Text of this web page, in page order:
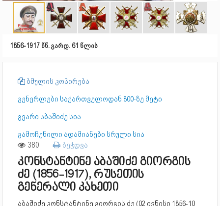
1856-1917 წწ. გარდ. 61 წლის
ბმულის კოპირება
გენერლები საქართველოდან 800-ზე მეტი
გვარი აბაშიძე სია
გამოჩენილი ადამიანები სრული სია
380 ბეჭდვა
კონსტანტინე აბაშიძე გიორგის
ძე (1856-1917), რუსეთის
გენერალი კახეთი
აბაშიძე კონსტანტინე გიორგის ძე (02 ივნისი 1856-10